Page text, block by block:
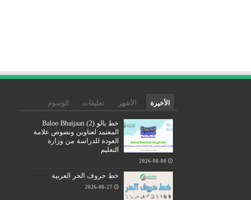
الأخيرة الأشهر تعليقات الوسوم
خط بالو (2) Baloo Bhaijaan
المعتمد لعناوين ونصوص علامة
العودة للدراسة من وزارة
التعليم
2026-08-08
خط حروف الحر العربية
2026-06-27